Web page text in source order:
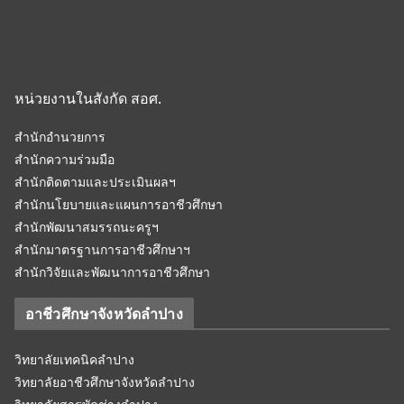
หน่วยงานในสังกัด สอศ.
สำนักอำนวยการ
สำนักความร่วมมือ
สำนักติดตามและประเมินผลฯ
สำนักนโยบายและแผนการอาชีวศึกษา
สำนักพัฒนาสมรรถนะครูฯ
สำนักมาตรฐานการอาชีวศึกษาฯ
สำนักวิจัยและพัฒนาการอาชีวศึกษา
อาชีวศึกษาจังหวัดลำปาง
วิทยาลัยเทคนิคลำปาง
วิทยาลัยอาชีวศึกษาจังหวัดลำปาง